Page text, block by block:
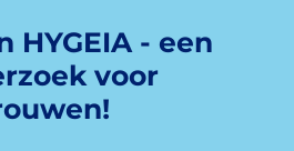
HYGEIA - een
voor